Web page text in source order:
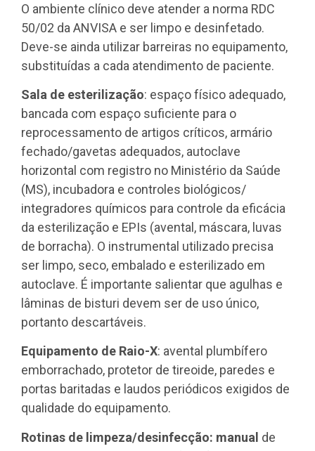
O ambiente clínico deve atender a norma RDC
50/02 da ANVISA e ser limpo e desinfetado.
Deve-se ainda utilizar barreiras no equipamento,
substituídas a cada atendimento de paciente.
Sala de esterilização: espaço físico adequado,
bancada com espaço suficiente para o
reprocessamento de artigos críticos, armário
fechado/gavetas adequados, autoclave
horizontal com registro no Ministério da Saúde
(MS), incubadora e controles biológicos/
integradores químicos para controle da eficácia
da esterilização e EPIs (avental, máscara, luvas
de borracha). O instrumental utilizado precisa
ser limpo, seco, embalado e esterilizado em
autoclave. É importante salientar que agulhas e
lâminas de bisturi devem ser de uso único,
portanto descartáveis.
Equipamento de Raio-X: avental plumbífero
emborrachado, protetor de tireoide, paredes e
portas baritadas e laudos periódicos exigidos de
qualidade do equipamento.
Rotinas de limpeza/desinfecção: manual de